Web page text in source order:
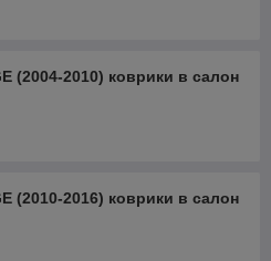
(2004-2010) коврики в салон
(2010-2016) коврики в салон